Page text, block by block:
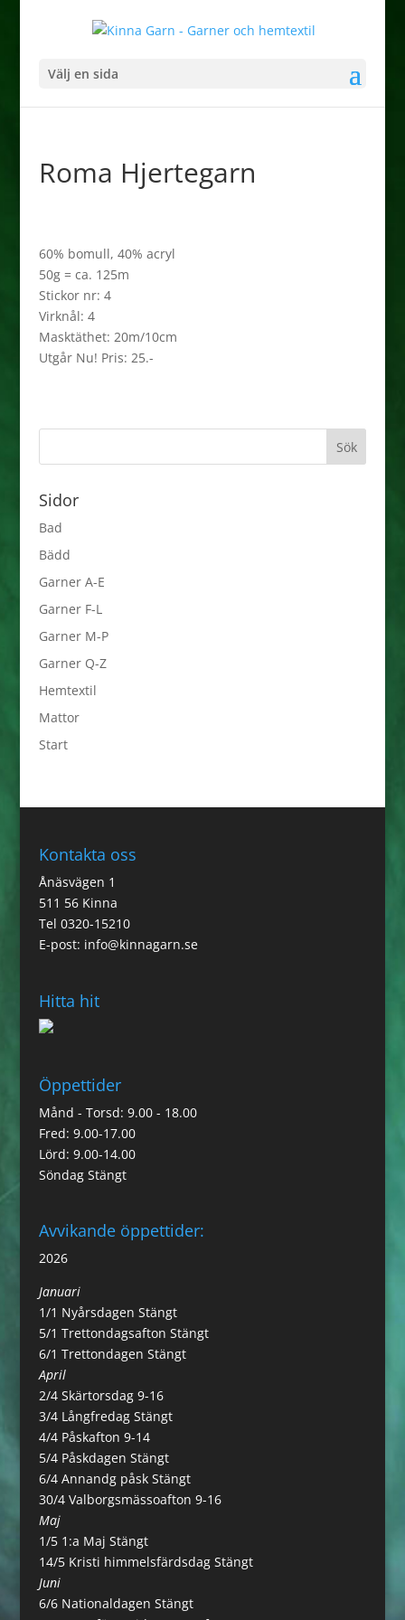
Välj en sida
Roma Hjertegarn
60% bomull, 40% acryl
50g = ca. 125m
Stickor nr: 4
Virknål: 4
Masktäthet: 20m/10cm
Utgår Nu! Pris: 25.-
Sidor
Bad
Bädd
Garner A-E
Garner F-L
Garner M-P
Garner Q-Z
Hemtextil
Mattor
Start
Kontakta oss
Ånäsvägen 1
511 56 Kinna
Tel 0320-15210
E-post: info@kinnagarn.se
Hitta hit
Öppettider
Månd - Torsd: 9.00 - 18.00
Fred: 9.00-17.00
Lörd: 9.00-14.00
Söndag Stängt
Avvikande öppettider:
2026
Januari
1/1 Nyårsdagen Stängt
5/1 Trettondagsafton Stängt
6/1 Trettondagen Stängt
April
2/4 Skärtorsdag 9-16
3/4 Långfredag Stängt
4/4 Påskafton 9-14
5/4 Påskdagen Stängt
6/4 Annandg påsk Stängt
30/4 Valborgsmässoafton 9-16
Maj
1/5 1:a Maj Stängt
14/5 Kristi himmelsfärdsdag Stängt
Juni
6/6 Nationaldagen Stängt